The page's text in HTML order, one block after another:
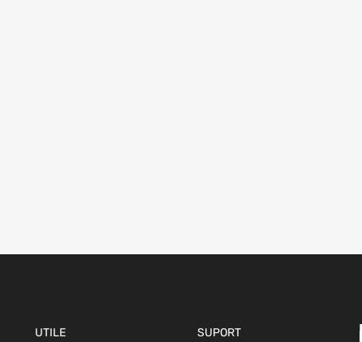
UTILE SUPORT